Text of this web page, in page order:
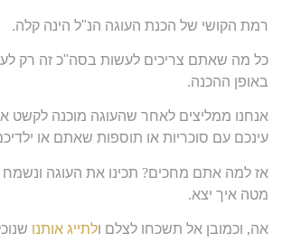
רמת הקושי של הכנת העוגה הנ"ל הינה קלה.
כל מה שאתם צריכים לעשות בסה"כ זה רק
באופן ההכנה.
אנחנו ממליצים לאחר שהעוגה מוכנה לקשט
עינכם עם סוכריות או תוספות שאתם או
אז למה אתם מחכים? תכינו את העוגה
מטה איך יצא.
אה, וכמובן אל תשכחו לצלם ולתייג אותנו